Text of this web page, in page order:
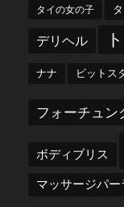
タイの女の子
デリヘル
ナナ ビットス
フォーチュン
ボディブリス
マッサージパー